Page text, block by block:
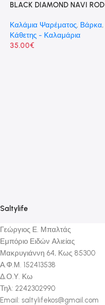
BLACK DIAMOND NAVI ROD
Καλάμια Ψαρέματος, Βάρκα,
Κάθετης - Καλαμάρια
35.00€
Saltylife
Γεώργιος Ε. Μπαλτάς
Εμπόριο Ειδών Αλιείας
Μακρυγιάννη 64, Κως 85300
Α.Φ.Μ. 152413538
Δ.Ο.Υ. Κω
Τηλ: 2242302990
Email: saltylifekos@gmail.com